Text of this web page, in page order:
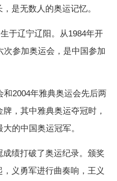
是无数人的奥运记忆。
于辽宁辽阳。从1984年开
次参加奥运会，是中国参加
和2004年雅典奥运会先后两
，其中雅典奥运夺冠时，
的中国奥运冠军。
绩打破了奥运纪录。颁奖
义勇军进行曲奏响，王义